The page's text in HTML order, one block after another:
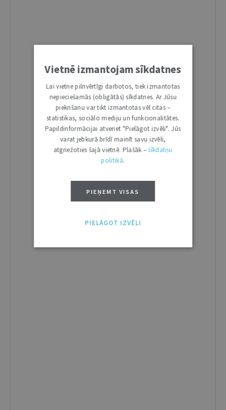
Vietnē izmantojam sīkdatnes
Lai vietne pilnvērtīgi darbotos, tiek izmantotas
nepieciešamās (obligātās) sīkdatnes. Ar Jūsu
piekrišanu var tikt izmantotas vēl citas –
statistikas, sociālo mediju un funkcionalitātes.
Papildinformācijai atveriet "Pielāgot izvēli". Jūs
varat jebkurā brīdī mainīt savu izvēli,
atgriežoties šajā vietnē. Plašāk –sīkdatņu
politikā.
PIEŅEMT VISAS
PIELĀGOT IZVĒLI